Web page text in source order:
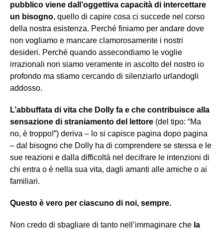
pubblico viene dall’oggettiva capacità di intercettare
un bisogno, quello di capire cosa ci succede nel corso
della nostra esistenza. Perché finiamo per andare dove
non vogliamo e mancare clamorosamente i nostri
desideri. Perché quando assecondiamo le voglie
irrazionali non siamo veramente in ascolto del nostro io
profondo ma stiamo cercando di silenziarlo urlandogli
addosso.
L’abbuffata di vita che Dolly fa e che contribuisce alla
sensazione di straniamento del lettore (del tipo: “Ma
no, è troppo!”) deriva – lo si capisce pagina dopo pagina
– dal bisogno che Dolly ha di comprendere se stessa e le
sue reazioni e dalla difficoltà nel decifrare le intenzioni di
chi entra o è nella sua vita, dagli amanti alle amiche o ai
familiari.
Questo è vero per ciascuno di noi, sempre.
Non credo di sbagliare di tanto nell’immaginare che la